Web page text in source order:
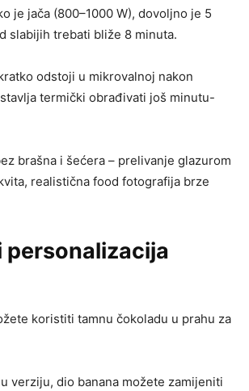
je jača (800–1000 W), dovoljno je 5
slabijih trebati bliže 8 minuta.
odstoji u mikrovalnoj nakon
termički obrađivati još minutu-
brašna i šećera – prelivanje glazurom
realistična food fotografija brze
personalizacija
koristiti tamnu čokoladu u prahu za
verziju, dio banana možete zamijeniti